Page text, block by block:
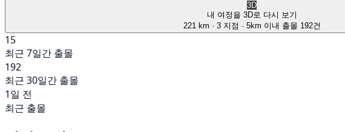
3D
내 여정을 3D로 다시 보기
221 km · 3 지점 · 5km 이내 출몰 192건
15
최근 7일간 출몰
192
최근 30일간 출몰
1일 전
최근 출몰